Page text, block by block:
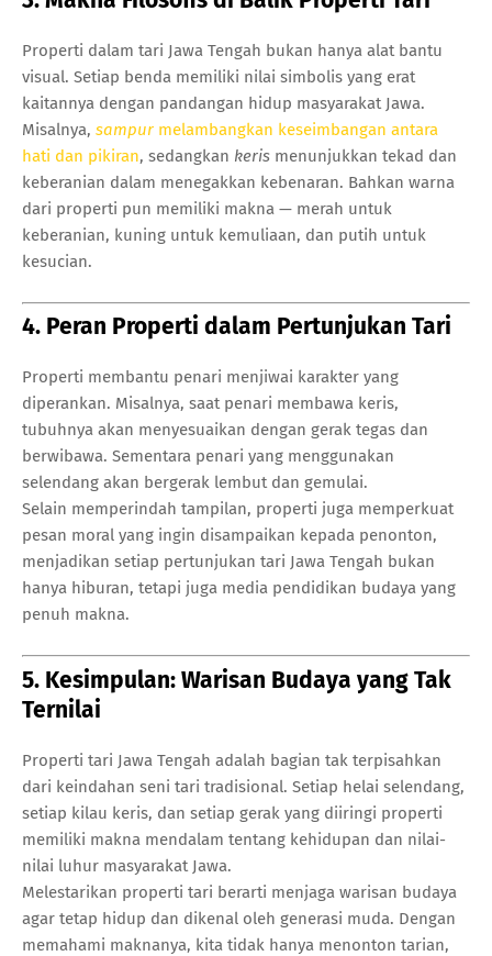
Properti dalam tari Jawa Tengah bukan hanya alat bantu
visual. Setiap benda memiliki nilai simbolis yang erat
kaitannya dengan pandangan hidup masyarakat Jawa.
Misalnya, sampur melambangkan keseimbangan antara
hati dan pikiran, sedangkan keris menunjukkan tekad dan
keberanian dalam menegakkan kebenaran. Bahkan warna
dari properti pun memiliki makna — merah untuk
keberanian, kuning untuk kemuliaan, dan putih untuk
kesucian.
4. Peran Properti dalam Pertunjukan Tari
Properti membantu penari menjiwai karakter yang
diperankan. Misalnya, saat penari membawa keris,
tubuhnya akan menyesuaikan dengan gerak tegas dan
berwibawa. Sementara penari yang menggunakan
selendang akan bergerak lembut dan gemulai.
Selain memperindah tampilan, properti juga memperkuat
pesan moral yang ingin disampaikan kepada penonton,
menjadikan setiap pertunjukan tari Jawa Tengah bukan
hanya hiburan, tetapi juga media pendidikan budaya yang
penuh makna.
5. Kesimpulan: Warisan Budaya yang Tak
Ternilai
Properti tari Jawa Tengah adalah bagian tak terpisahkan
dari keindahan seni tari tradisional. Setiap helai selendang,
setiap kilau keris, dan setiap gerak yang diiringi properti
memiliki makna mendalam tentang kehidupan dan nilai-
nilai luhur masyarakat Jawa.
Melestarikan properti tari berarti menjaga warisan budaya
agar tetap hidup dan dikenal oleh generasi muda. Dengan
memahami maknanya, kita tidak hanya menonton tarian,